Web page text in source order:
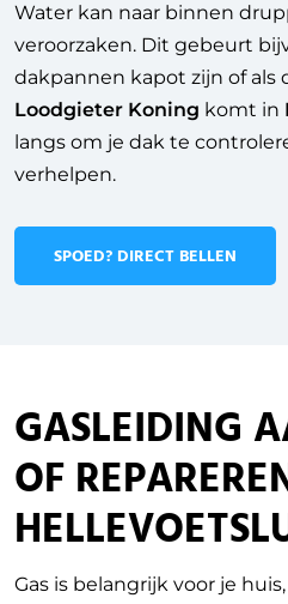
Water kan naar binnen
veroorzaken. Dit gebeurt
dakpannen kapot zijn of als
Loodgieter Koning komt in
langs om je dak te
verhelpen.
SPOED? DIRECT BELLEN
GASLEIDING
OF
Gas is belangrijk voor je